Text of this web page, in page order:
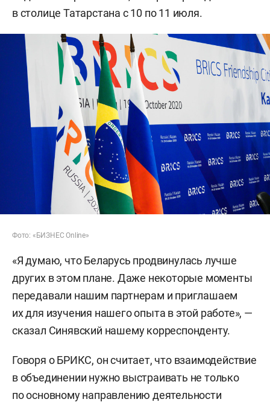
в столице Татарстана с 10 по 11 июля.
Фото: «БИЗНЕС Online»
«Я думаю, что Беларусь продвинулась лучше
других в этом плане. Даже некоторые моменты
передавали нашим партнерам и приглашаем
их для изучения нашего опыта в этой работе», —
сказал Синявский нашему корреспонденту.
Говоря о БРИКС, он считает, что взаимодействие
в объединении нужно выстраивать не только
по основному направлению деятельности